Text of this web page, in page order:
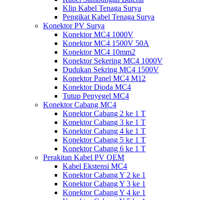
Klip Kabel Tenaga Surya
Pengikat Kabel Tenaga Surya
Konektor PV Surya
Konektor MC4 1000V
Konektor MC4 1500V 50A
Konektor MC4 10mm2
Konektor Sekering MC4 1000V
Dudukan Sekring MC4 1500V
Konektor Panel MC4 M12
Konektor Dioda MC4
Tutup Penyegel MC4
Konektor Cabang MC4
Konektor Cabang 2 ke 1 T
Konektor Cabang 3 ke 1 T
Konektor Cabang 4 ke 1 T
Konektor Cabang 5 ke 1 T
Konektor Cabang 6 ke 1 T
Perakitan Kabel PV OEM
Kabel Ekstensi MC4
Konektor Cabang Y 2 ke 1
Konektor Cabang Y 3 ke 1
Konektor Cabang Y 4 ke 1